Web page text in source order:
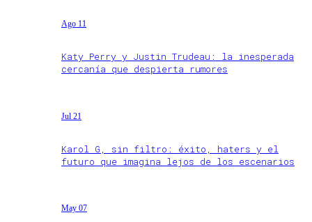
Ago 11
Katy Perry y Justin Trudeau: la inesperada
cercanía que despierta rumores
Jul 21
Karol G, sin filtro: éxito, haters y el
futuro que imagina lejos de los escenarios
May 07